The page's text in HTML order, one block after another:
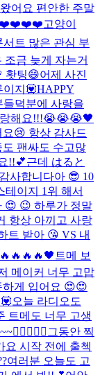
어요 편안한 주말
? ❤️❤️❤️❤️고양이
서트 많은 관심 부
조금 늦게 자는거
홧팅😄어제 사진
이지💟HAPPY
들덕분에 사랑을
해요!!!😭😭😭🖤
😢 항상 감사드
도 팬싸도 수고많
!!💕근데 はると
사합니다아 😎 10
테이지 1위 해서
😍 😉 하루가 정말
항상 아끼고 사랑
트 받아 😘 VS 내
🔥🔥🔥🔥 🖤트메 보
메이커 너무 고맙
하게 입어요 😍😍
오늘 라디오도
트메도 너무 고생
그동안 찍
요 시작 전에 출첵
여러분 오늘도 고